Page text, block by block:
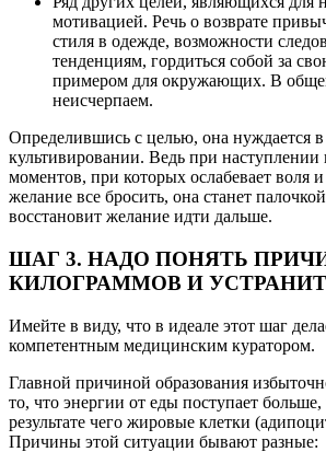
мотивацией. Речь о возврате
стиля в одежде, возможности
тенденциям, гордиться собой за
примером для окружающих. В
неисчерпаем.
Определившись с целью, она нуждается
культивировании. Ведь при наступлении
моментов, при которых ослабевает воля и
желание все бросить, она станет
восстановит желание идти дальше.
ШАГ 3. НАДО ПОНЯТЬ
КИЛОГРАММОВ И
Имейте в виду, что в идеале этот шаг
компетентным медицинским куратором.
Главной причиной образования
то, что энергии от еды поступает больше,
результате чего жировые клетки
Причины этой ситуации бывают разные: